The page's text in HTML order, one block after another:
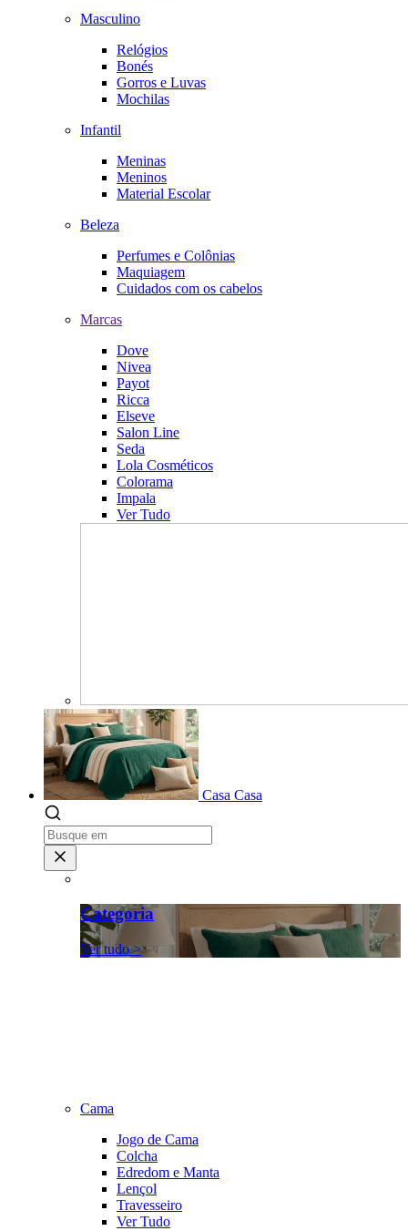
Masculino
Relógios
Bonés
Gorros e Luvas
Mochilas
Infantil
Meninas
Meninos
Material Escolar
Beleza
Perfumes e Colônias
Maquiagem
Cuidados com os cabelos
Marcas
Dove
Nivea
Payot
Ricca
Elseve
Salon Line
Seda
Lola Cosméticos
Colorama
Impala
Ver Tudo
Casa Casa
Categoria
Ver tudo >
Cama
Jogo de Cama
Colcha
Edredom e Manta
Lençol
Travesseiro
Ver Tudo